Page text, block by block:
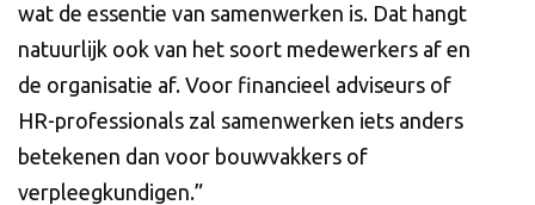
wat de essentie van samenwerken is. Dat hangt
natuurlijk ook van het soort medewerkers af en
de organisatie af. Voor financieel adviseurs of
HR-professionals zal samenwerken iets anders
betekenen dan voor bouwvakkers of
verpleegkundigen.”